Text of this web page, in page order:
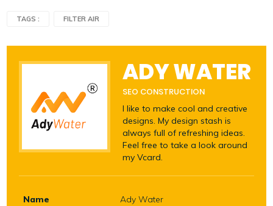
TAGS : FILTER AIR
ADY WATER
SEO CONSTRUCTION
I like to make cool and creative
designs. My design stash is
always full of refreshing ideas.
Feel free to take a look around
my Vcard.
Name
Ady Water